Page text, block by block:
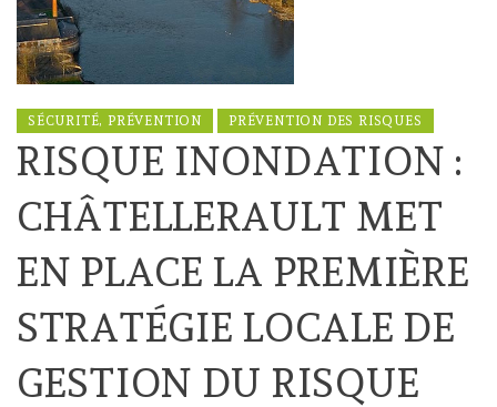
SÉCURITÉ, PRÉVENTION PRÉVENTION DES RISQUES
RISQUE INONDATION :
CHÂTELLERAULT MET
EN PLACE LA PREMIÈRE
STRATÉGIE LOCALE DE
GESTION DU RISQUE